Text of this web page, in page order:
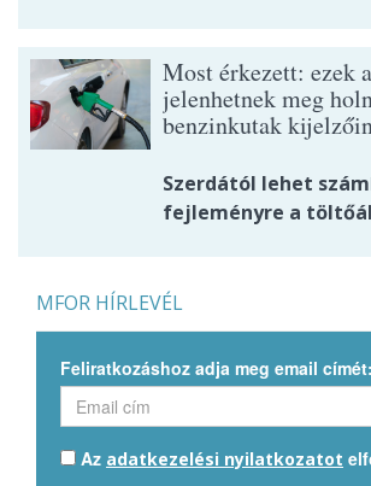
Most érkezett: ezek
jelenhetnek meg
benzinkutak
Szerdától lehet
fejleményre a
MFOR HÍRLEVÉL
Feliratkozáshoz adja meg email címét:
Az adatkezelési nyilatkozatot